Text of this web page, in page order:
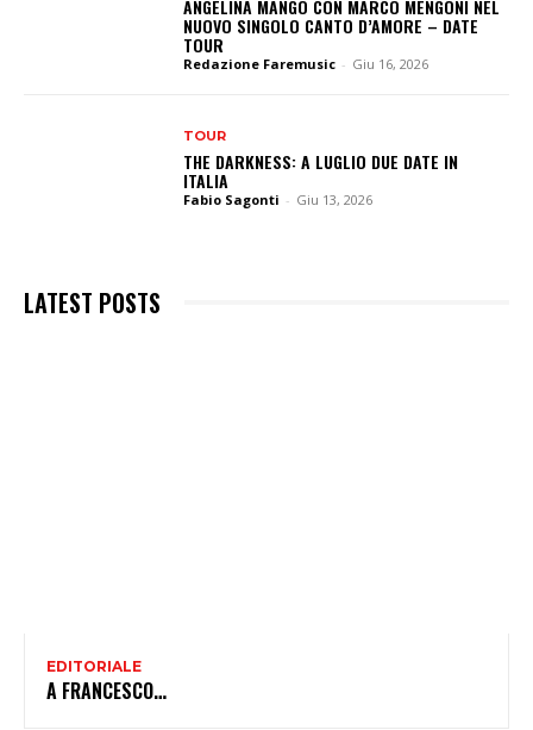
ANGELINA MANGO CON MARCO MENGONI NEL
NUOVO SINGOLO CANTO D’AMORE – DATE
TOUR
Redazione Faremusic - Giu 16, 2026
TOUR
THE DARKNESS: A LUGLIO DUE DATE IN
ITALIA
Fabio Sagonti - Giu 13, 2026
LATEST POSTS
EDITORIALE
A FRANCESCO…